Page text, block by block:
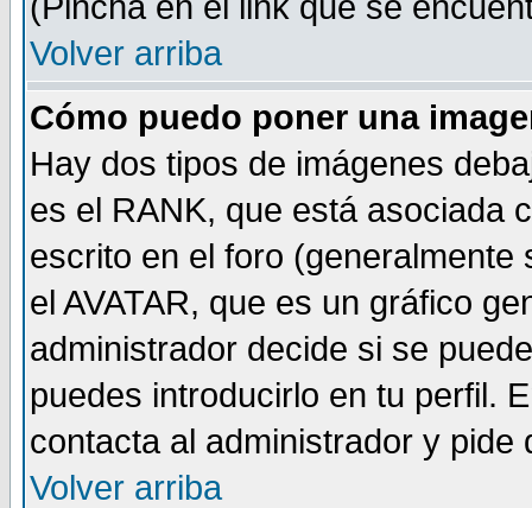
Volver arriba
Cómo puedo poner una
Hay dos tipos de imágenes
es el RANK, que está asociada
escrito en el foro
el AVATAR, que es un gráfico
administrador decide si se
puedes introducirlo en tu perfil.
contacta al administrador y
Volver arriba